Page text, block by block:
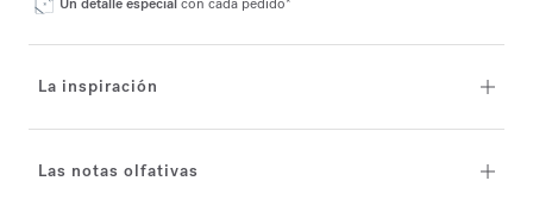
La inspiración
Las notas olfativas